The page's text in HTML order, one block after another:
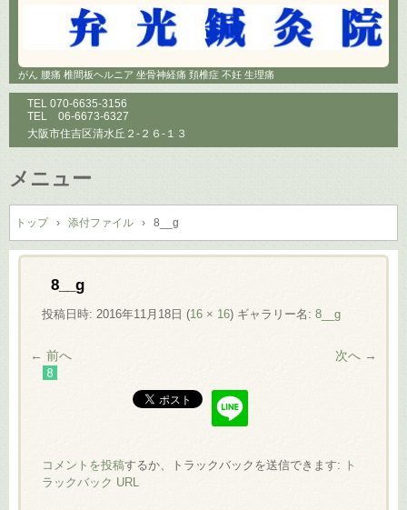
がん 腰痛 椎間板ヘルニア 坐骨神経痛 頚椎症 不妊 生理痛
TEL 070-6635-3156
TEL 06-6673-6327
大阪市住吉区清水丘２-２６-１３
メニュー
コ
ン
テ
ン
トップ › 添付ファイル › 8__g
8__g
投稿日時: 2016年11月18日 (16 × 16) ギャラリー名: 8__g
← 前へ 次へ →
コメントを投稿するか、トラックバックを送信できます: ト
ラックバック URL